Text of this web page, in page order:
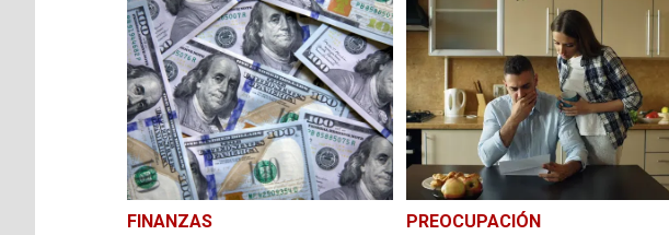
FINANZAS PREOCUPACIÓN